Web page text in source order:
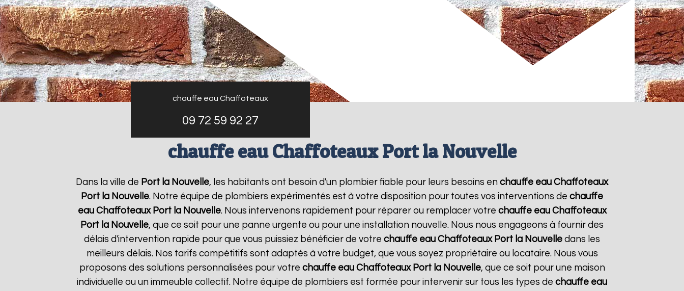
chauffe eau Chaffoteaux
09 72 59 92 27
chauffe eau Chaffoteaux Port la Nouvelle
Dans la ville de Port la Nouvelle, les habitants ont besoin d'un plombier fiable pour leurs besoins en chauffe eau Chaffoteaux
Port la Nouvelle. Notre équipe de plombiers expérimentés est à votre disposition pour toutes vos interventions de chauffe
eau Chaffoteaux Port la Nouvelle. Nous intervenons rapidement pour réparer ou remplacer votre chauffe eau Chaffoteaux
Port la Nouvelle, que ce soit pour une panne urgente ou pour une installation nouvelle. Nous nous engageons à fournir des
délais d'intervention rapide pour que vous puissiez bénéficier de votre chauffe eau Chaffoteaux Port la Nouvelle dans les
meilleurs délais. Nos tarifs compétitifs sont adaptés à votre budget, que vous soyez propriétaire ou locataire. Nous vous
proposons des solutions personnalisées pour votre chauffe eau Chaffoteaux Port la Nouvelle, que ce soit pour une maison
individuelle ou un immeuble collectif. Notre équipe de plombiers est formée pour intervenir sur tous les types de chauffe eau